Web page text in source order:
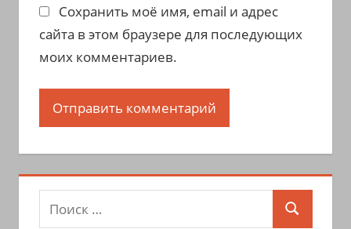
Сохранить моё имя, email и адрес
сайта в этом браузере для последующих
моих комментариев.
Поиск